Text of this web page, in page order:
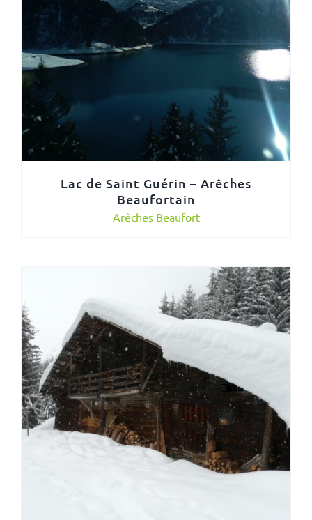
Lac de Saint Guérin – Arêches
Beaufortain
Arêches Beaufort